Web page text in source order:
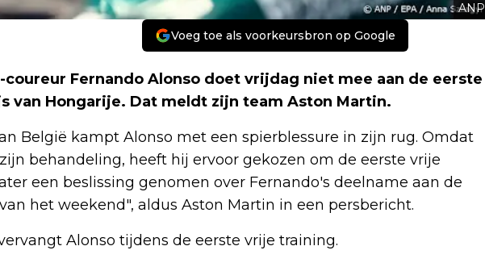
ANP
Voeg toe als voorkeursbron op Google
coureur Fernando Alonso doet vrijdag niet mee aan de eerste
van Hongarije. Dat meldt zijn team Aston Martin.
België kampt Alonso met een spierblessure in zijn rug. Omdat
behandeling, heeft hij ervoor gekozen om de eerste vrije
een beslissing genomen over Fernando's deelname aan de
het weekend", aldus Aston Martin in een persbericht.
Alonso tijdens de eerste vrije training.